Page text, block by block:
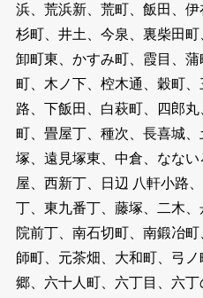
浜、荒浜新、荒町、飯田、
杉町、井土、今泉、裏柴田町
卸町東、かすみ町、霞目、
町、木ノ下、椌木通、穀町
路、下飯田、白萩町、四郎
町、畳屋丁、種次、長喜城
塚、遠見塚東、中倉、なな
屋、西新丁、日辺 八軒小路
丁、東九番丁、藤塚、二木
院前丁、南石切町、南鍛冶
師町、元茶畑、大和町、弓
郷、六十人町、六丁目、六